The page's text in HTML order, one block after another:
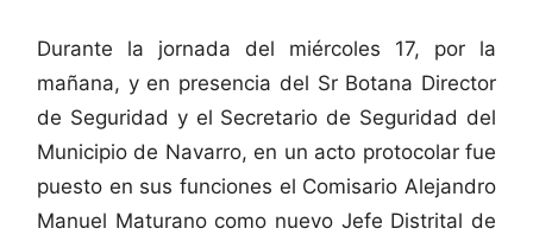
Durante la jornada del miércoles 17, por la
mañana, y en presencia del Sr Botana Director
de Seguridad y el Secretario de Seguridad del
Municipio de Navarro, en un acto protocolar fue
puesto en sus funciones el Comisario Alejandro
Manuel Maturano como nuevo Jefe Distrital de